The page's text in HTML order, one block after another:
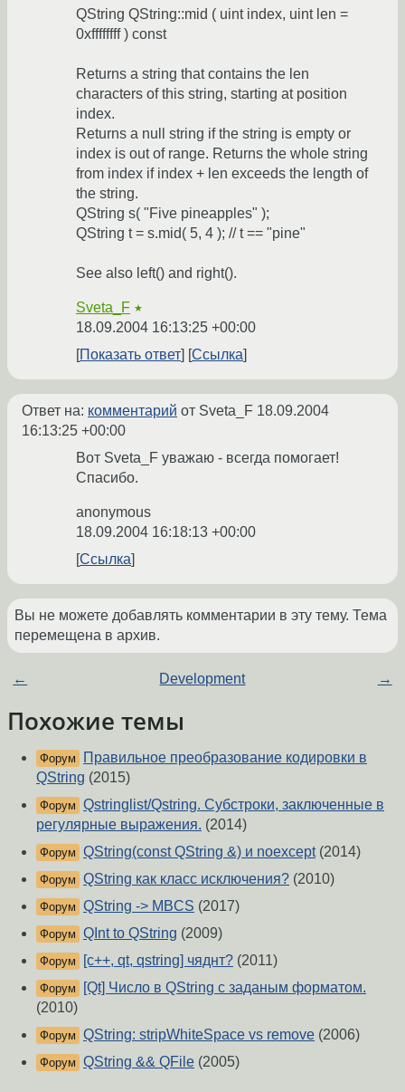
QString QString::mid ( uint index, uint len =
0xffffffff ) const
Returns a string that contains the len
characters of this string, starting at position
index.
Returns a null string if the string is empty or
index is out of range. Returns the whole string
from index if index + len exceeds the length of
the string.
QString s( "Five pineapples" );
QString t = s.mid( 5, 4 ); // t == "pine"
See also left() and right().
Sveta_F ★
18.09.2004 16:13:25 +00:00
Показать ответ
Ссылка
Ответ на: комментарий от Sveta_F 18.09.2004
16:13:25 +00:00
Вот Sveta_F уважаю - всегда помогает!
Спасибо.
anonymous
18.09.2004 16:18:13 +00:00
Ссылка
Вы не можете добавлять комментарии в эту тему. Тема
перемещена в архив.
← Development →
Похожие темы
Форум
Правильное преобразование кодировки в
QString (2015)
Форум Qstringlist/Qstring. Субстроки, заключенные в
регулярные выражения. (2014)
Форум QString(const QString &) и noexcept(2014)
Форум QString как класс исключения? (2010)
Форум QString -> MBCS (2017)
Форум QInt to QString (2009)
Форум [c++, qt, qstring] чяднт? (2011)
Форум
[Qt] Число в QString c заданым форматом.
(2010)
Форум QString: stripWhiteSpace vs remove (2006)
Форум QString && QFile (2005)